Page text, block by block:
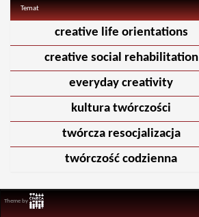
Temat
creative life orientations
creative social rehabilitation
everyday creativity
kultura twórczości
twórcza resocjalizacja
twórczość codzienna
Theme by